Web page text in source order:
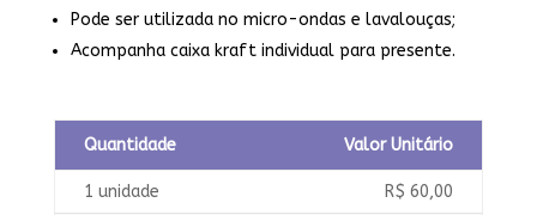
Pode ser utilizada no micro-ondas e lavalouças;
Acompanha caixa kraft individual para presente.
Quantidade Valor Unitário
1 unidade R$ 60,00